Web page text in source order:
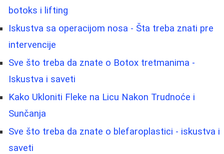
botoks i lifting
Iskustva sa operacijom nosa - Šta treba znati pre
intervencije
Sve što treba da znate o Botox tretmanima -
Iskustva i saveti
Kako Ukloniti Fleke na Licu Nakon Trudnoće i
Sunčanja
Sve što treba da znate o blefaroplastici - iskustva i
saveti